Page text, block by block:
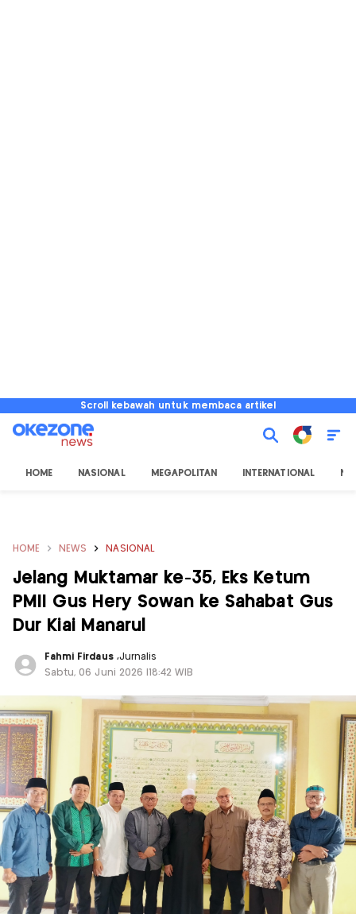
Scroll kebawah untuk membaca artikel
HOME NASIONAL MEGAPOLITAN INTERNATIONAL
HOME NEWS NASIONAL
Jelang Muktamar ke-35, Eks Ketum
PMII Gus Hery Sowan ke Sahabat Gus
Dur Kiai Manarul
Fahmi Firdaus ,Jurnalis
Sabtu, 06 Juni 2026 |18:42 WIB